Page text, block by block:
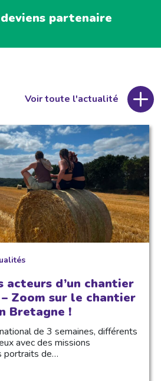
partenaire
Voir toute l'actualité
d’un chantier
Zoom sur le chantier
Bretagne !
de 3 semaines, différents
avec des missions
portraits de…